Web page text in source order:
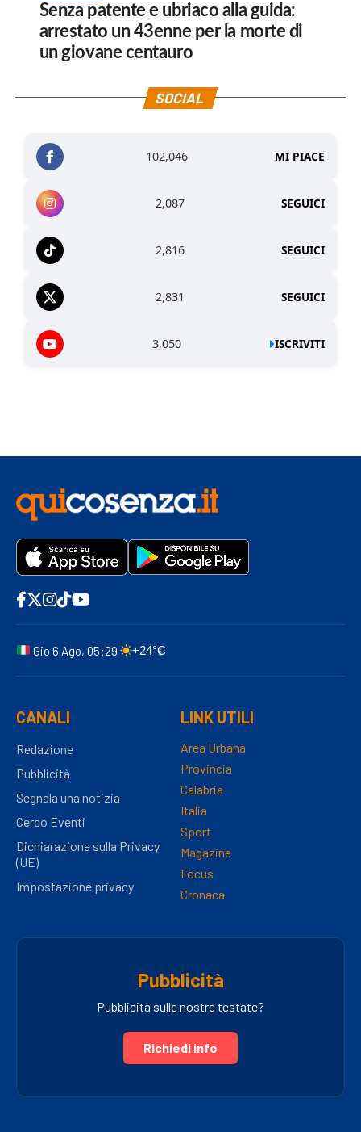
Senza patente e ubriaco alla guida:
arrestato un 43enne per la morte di
un giovane centauro
SOCIAL
102,046 MI PIACE
2,087 SEGUICI
2,816 SEGUICI
2,831 SEGUICI
3,050 ISCRIVITI
Gio 6 Ago, 05:29 +24°C
CANALI
Redazione
Pubblicità
Segnala una notizia
Cerco Eventi
Dichiarazione sulla Privacy
(UE)
Impostazione privacy
LINK UTILI
Area Urbana
Provincia
Calabria
Italia
Sport
Magazine
Focus
Cronaca
Pubblicità
Pubblicità sulle nostre testate?
Richiedi info